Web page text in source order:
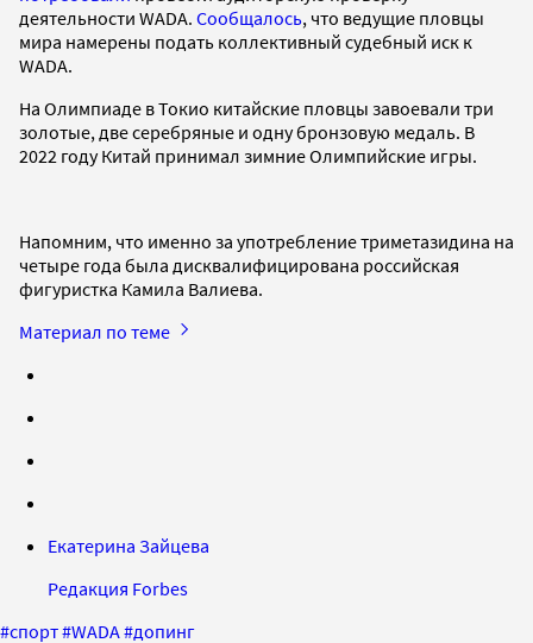
деятельности WADA. Сообщалось, что ведущие пловцы
мира намерены подать коллективный судебный иск к
WADA.
На Олимпиаде в Токио китайские пловцы завоевали три
золотые, две серебряные и одну бронзовую медаль. В
2022 году Китай принимал зимние Олимпийские игры.
Напомним, что именно за употребление триметазидина на
четыре года была дисквалифицирована российская
фигуристка Камила Валиева.
Материал по теме
Екатерина Зайцева
Редакция Forbes
#спорт#WADA#допинг